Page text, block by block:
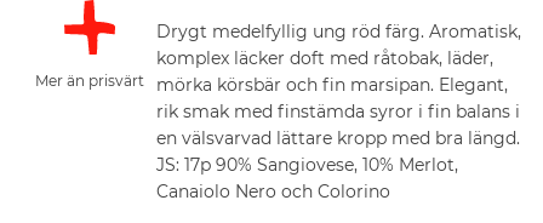
Mer än prisvärt
Drygt medelfyllig ung röd färg. Aromatisk,
komplex läcker doft med råtobak, läder,
mörka körsbär och fin marsipan. Elegant,
rik smak med finstämda syror i fin balans i
en välsvarvad lättare kropp med bra längd.
JS: 17p 90% Sangiovese, 10% Merlot,
Canaiolo Nero och Colorino